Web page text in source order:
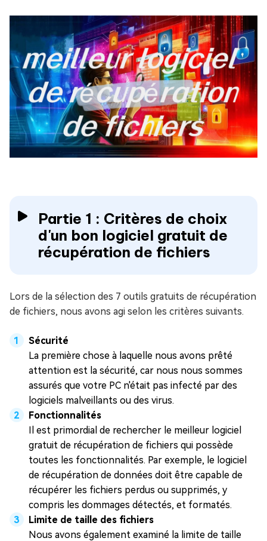
Partie 1 : Critères de choix
d'un bon logiciel gratuit de
récupération de fichiers
Lors de la sélection des 7 outils gratuits de récupération
de fichiers, nous avons agi selon les critères suivants.
Sécurité
La première chose à laquelle nous avons prêté
attention est la sécurité, car nous nous sommes
assurés que votre PC n'était pas infecté par des
logiciels malveillants ou des virus.
Fonctionnalités
Il est primordial de rechercher le meilleur logiciel
gratuit de récupération de fichiers qui possède
toutes les fonctionnalités. Par exemple, le logiciel
de récupération de données doit être capable de
récupérer les fichiers perdus ou supprimés, y
compris les dommages détectés, et formatés.
Limite de taille des fichiers
Nous avons également examiné la limite de taille